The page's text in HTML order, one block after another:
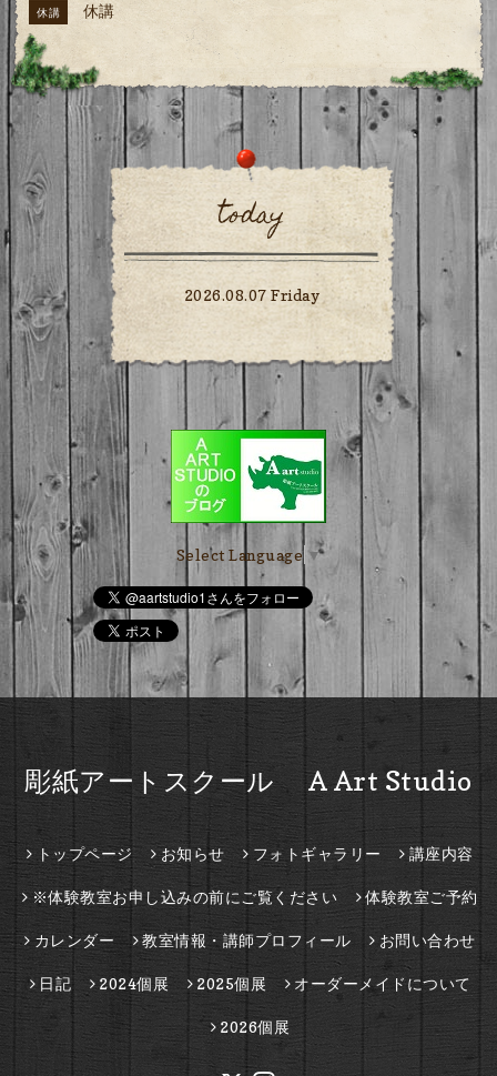
休講 休講
today
2026.08.07 Friday
Select Language ▼
彫紙アートスクール A Art Studio
トップページ お知らせ フォトギャラリー 講座内容
※体験教室お申し込みの前にご覧ください 体験教室ご予約
カレンダー 教室情報・講師プロフィール お問い合わせ
日記 2024個展 2025個展 オーダーメイドについて
2026個展